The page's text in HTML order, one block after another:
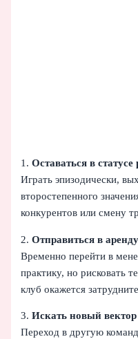
1.Оставаться в
Играть эпизодически,
второстепенного
конкурентов или смену
2.Отправиться в аренду
Временно перейти в
практику, но рисковать
клуб окажется
3.Искать новый
Переход в другую